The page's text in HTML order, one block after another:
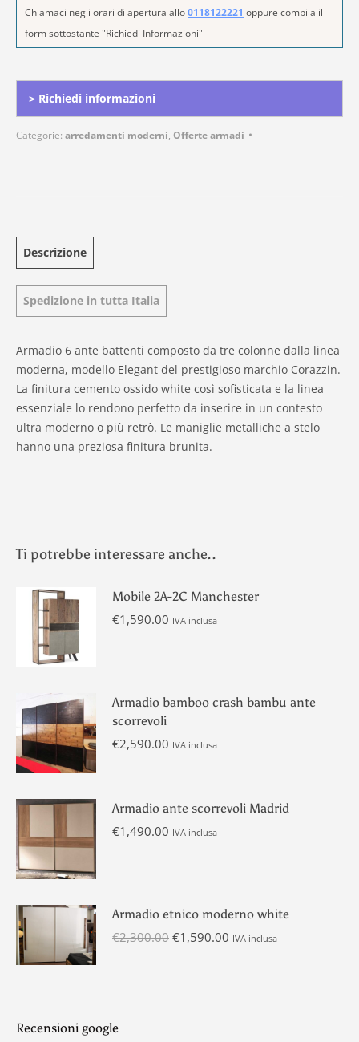
Chiamaci negli orari di apertura allo0118122221 oppure compila il
form sottostante "Richiedi Informazioni"
> Richiedi informazioni
Categorie: arredamenti moderni, Offerte armadi
Descrizione
Spedizione in tutta Italia
Armadio 6 ante battenti composto da tre colonne dalla linea
moderna, modello Elegant del prestigioso marchio Corazzin.
La finitura cemento ossido white così sofisticata e la linea
essenziale lo rendono perfetto da inserire in un contesto
ultra moderno o più retrò. Le maniglie metalliche a stelo
hanno una preziosa finitura brunita.
Ti potrebbe interessare anche..
Mobile 2A-2C Manchester
€1,590.00 IVA inclusa
Armadio bamboo crash bambu ante
scorrevoli
€2,590.00 IVA inclusa
Armadio ante scorrevoli Madrid
€1,490.00 IVA inclusa
Armadio etnico moderno white
€2,300.00 Il
€1,590.00 IlIVA inclusa
Recensioni google